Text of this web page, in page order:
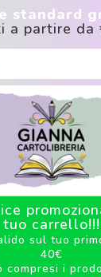
standard
a partire da
tuo carrello!!!
sul tuo
40€
compresi i